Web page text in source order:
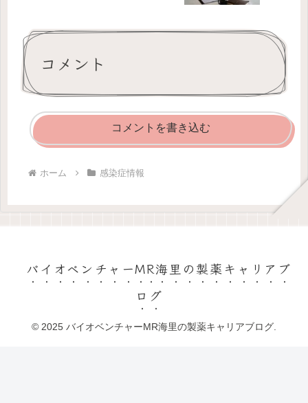
コメント
コメントを書き込む
ホーム 感染症情報
バイオベンチャーMR海里の製薬キャリアブ
ログ
© 2025 バイオベンチャーMR海里の製薬キャリアブログ.